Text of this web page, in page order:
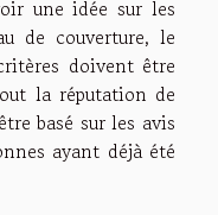
une idée sur les
de couverture, le
doivent être
la réputation de
basé sur les avis
ayant déjà été